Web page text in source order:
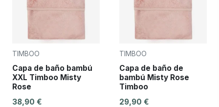
TIMBOO
Capa de baño bambú
XXL Timboo Misty
Rose
38,90 €
TIMBOO
Capa de baño de
bambú Misty Rose
Timboo
29,90 €